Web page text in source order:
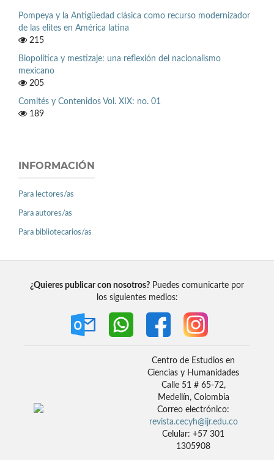
Pompeya y la Antigüedad clásica como recurso modernizador
de las elites en América latina
215
Biopolítica y mestizaje: una reflexión del nacionalismo
mexicano
205
Comités y Contenidos Vol. XIX: no. 01
189
INFORMACIÓN
Para lectores/as
Para autores/as
Para bibliotecarios/as
¿Quieres publicar con nosotros? Puedes comunicarte por
los siguientes medios:
Centro de Estudios en
Ciencias y Humanidades
Calle 51 # 65-72,
Medellín, Colombia
Correo electrónico:
revista.cecyh@ijr.edu.co
Celular: +57 301
1305908